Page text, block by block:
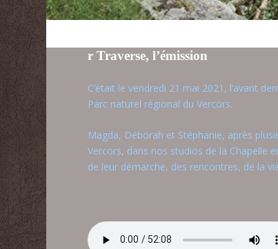
r Traverse, l’émission
C’était le vendredi 21 mai 2021, l’avant
Parc naturel régional du Vercors.
Magda, Déborah et Stéphanie, après
Vercors, dans nos studios de la Chapelle
de leur démarche, des rencontres, de la